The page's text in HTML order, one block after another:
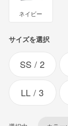
ネイビー
サイズを選択
SS 2
LL 3